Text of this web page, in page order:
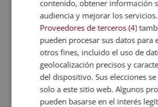
automatización de acciones y la
Estética, los nuevos
El conjunto de los elementos que
teniendo en cuenta también los
de las personas que van a utilizar la
lo que definen el estilo decorativo.
Estilo ecléctico
contenido, obtener información
audiencia y mejorar los servicios.
Proveedores de terceros (4)
pueden procesar sus datos para
otros fines, incluido el uso de
geolocalización precisos y
del dispositivo. Sus elecciones
solo a este sitio web. Algunos
pueden basarse en el interés